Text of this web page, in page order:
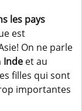
les pays
est
On ne parle
Inde et au
filles qui sont
importantes